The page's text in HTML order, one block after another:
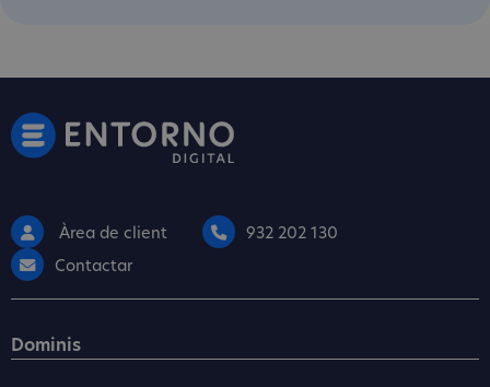
Àrea de client
932 202 130
Contactar
Dominis